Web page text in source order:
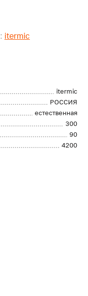
itermic
itermic
РОССИЯ
естественная
300
90
4200